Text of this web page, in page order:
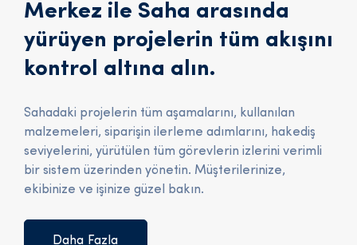
Merkez ile Saha arasında
yürüyen projelerin tüm akışını
kontrol altına alın.
Sahadaki projelerin tüm aşamalarını, kullanılan
malzemeleri, siparişin ilerleme adımlarını, hakediş
seviyelerini, yürütülen tüm görevlerin izlerini verimli
bir sistem üzerinden yönetin. Müşterilerinize,
ekibinize ve işinize güzel bakın.
Daha Fazla